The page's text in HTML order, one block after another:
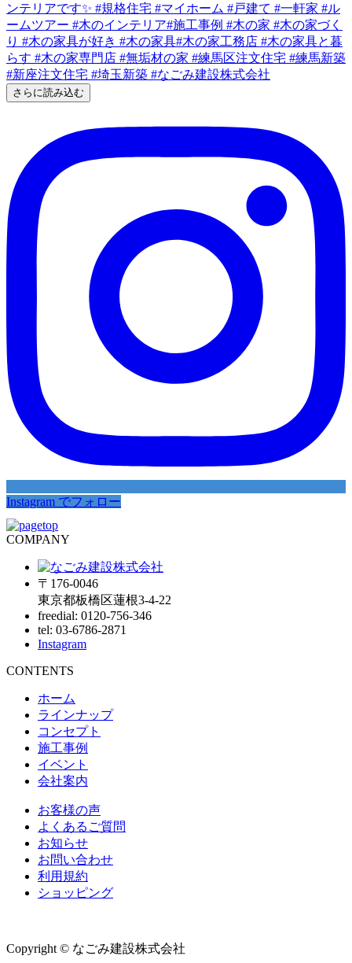
さらに読み込む
Instagram でフォロー
COMPANY
〒176-0046
東京都板橋区蓮根3-4-22
freedial: 0120-756-346
tel: 03-6786-2871
Instagram
CONTENTS
ホーム
ラインナップ
コンセプト
施工事例
イベント
会社案内
お客様の声
よくあるご質問
お知らせ
お問い合わせ
利用規約
ショッピング
Copyright © なごみ建設株式会社